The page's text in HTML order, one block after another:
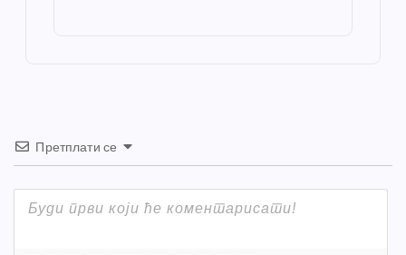
Претплати се